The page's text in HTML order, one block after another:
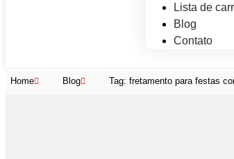
Lista de
Blog
Contato
Home Blog Tag: fretamento para festas